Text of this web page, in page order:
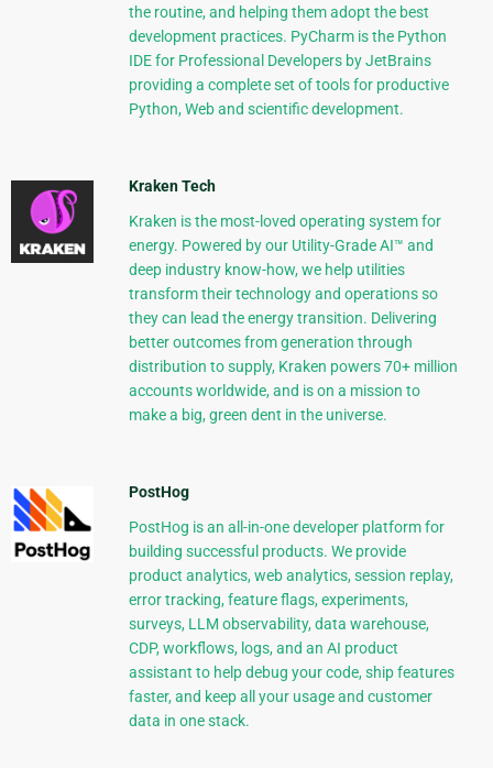
the routine, and helping them adopt the best
development practices. PyCharm is the Python
IDE for Professional Developers by JetBrains
providing a complete set of tools for productive
Python, Web and scientific development.
Kraken Tech
Kraken is the most-loved operating system for
energy. Powered by our Utility-Grade AI™ and
deep industry know-how, we help utilities
transform their technology and operations so
they can lead the energy transition. Delivering
better outcomes from generation through
distribution to supply, Kraken powers 70+ million
accounts worldwide, and is on a mission to
make a big, green dent in the universe.
PostHog
PostHog is an all-in-one developer platform for
building successful products. We provide
product analytics, web analytics, session replay,
error tracking, feature flags, experiments,
surveys, LLM observability, data warehouse,
CDP, workflows, logs, and an AI product
assistant to help debug your code, ship features
faster, and keep all your usage and customer
data in one stack.